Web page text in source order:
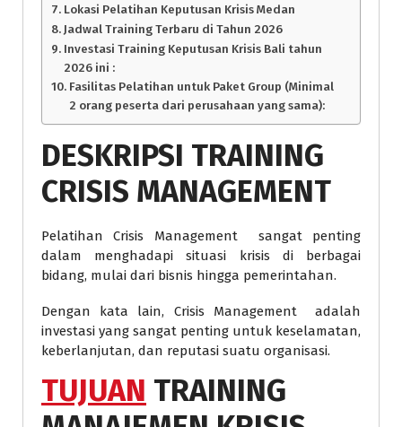
Lokasi Pelatihan Keputusan Krisis Medan
Jadwal Training Terbaru di Tahun 2026
Investasi Training Keputusan Krisis Bali tahun
2026 ini :
Fasilitas Pelatihan untuk Paket Group (Minimal
2 orang peserta dari perusahaan yang sama):
DESKRIPSI TRAINING
CRISIS MANAGEMENT
Pelatihan Crisis Management sangat penting
dalam menghadapi situasi krisis di berbagai
bidang, mulai dari bisnis hingga pemerintahan.
Dengan kata lain, Crisis Management adalah
investasi yang sangat penting untuk keselamatan,
keberlanjutan, dan reputasi suatu organisasi.
TUJUAN TRAINING